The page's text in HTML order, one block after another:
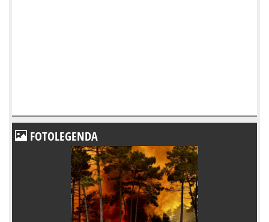
FOTOLEGENDA